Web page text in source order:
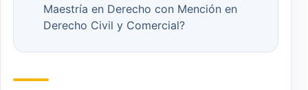
Maestría en Derecho con Mención en
Derecho Civil y Comercial?